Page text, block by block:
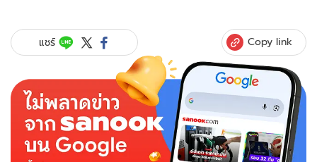
วง
จุ้ย
ห้อง
นอน
แชร์ Copy link